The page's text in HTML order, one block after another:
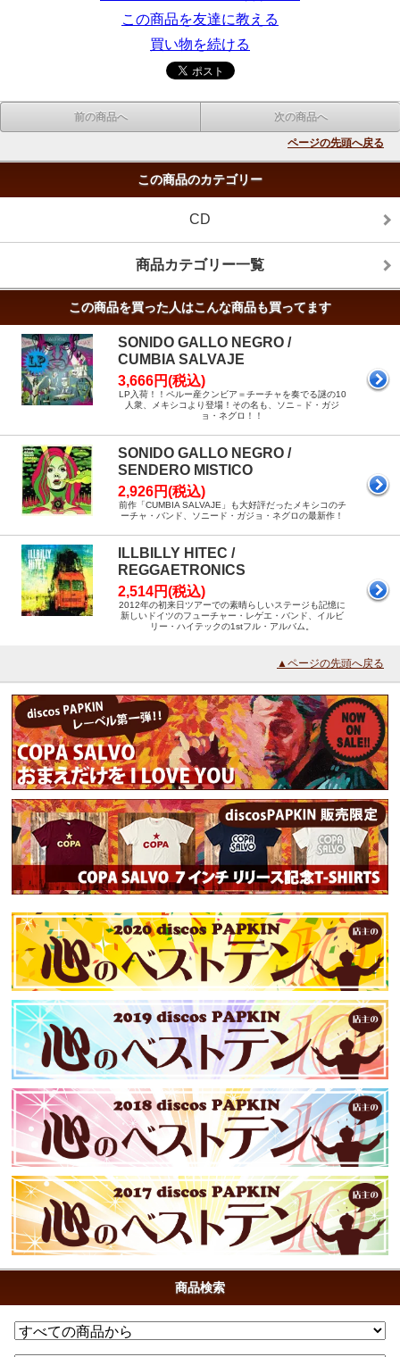
この商品を友達に教える
買い物を続ける
前の商品へ 次の商品へ
ページの先頭へ戻る
この商品のカテゴリー
CD
商品カテゴリー一覧
この商品を買った人はこんな商品も買ってます
SONIDO GALLO NEGRO /
CUMBIA SALVAJE
3,666円(税込)
LP入荷！！ペルー産クンビア＝チーチャを奏でる謎の10
人衆、メキシコより登場！その名も、ソニ－ド・ガジ
ョ・ネグロ！！
SONIDO GALLO NEGRO /
SENDERO MISTICO
2,926円(税込)
前作「CUMBIA SALVAJE」も大好評だったメキシコのチ
ーチャ・バンド、ソニード・ガジョ・ネグロの最新作！
ILLBILLY HITEC /
REGGAETRONICS
2,514円(税込)
2012年の初来日ツアーでの素晴らしいステージも記憶に
新しいドイツのフューチャー・レゲエ・バンド、イルビ
リー・ハイテックの1stフル・アルバム。
▲ページの先頭へ戻る
商品検索